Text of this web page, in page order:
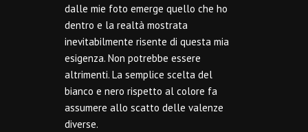
dalle mie foto emerge quello che ho
dentro e la realtà mostrata
inevitabilmente risente di questa mia
esigenza. Non potrebbe essere
altrimenti. La semplice scelta del
bianco e nero rispetto al colore fa
assumere allo scatto delle valenze
diverse.